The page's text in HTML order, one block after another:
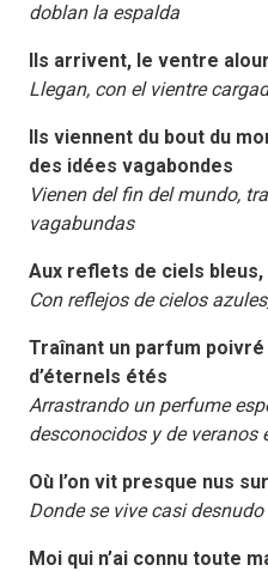
doblan la espalda
Ils arrivent, le ventre
Llegan, con el vientre
Ils viennent du bout du
des idées vagabondes
Vienen del fin del mundo,
vagabundas
Aux reflets de ciels
Con reflejos de cielos
Traînant un parfum
d’éternels étés
Arrastrando un perfume
desconocidos y de veranos
Où l’on vit presque nus
Donde se vive casi
Moi qui n’ai connu toute